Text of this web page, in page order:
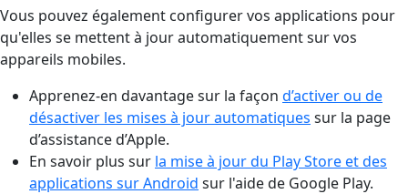
Vous pouvez également configurer vos applications pour
qu'elles se mettent à jour automatiquement sur vos
appareils mobiles.
Apprenez-en davantage sur la façon d’activer ou de
désactiver les mises à jour automatiques sur la page
d’assistance d’Apple.
En savoir plus sur la mise à jour du Play Store et des
applications sur Android sur l'aide de Google Play.